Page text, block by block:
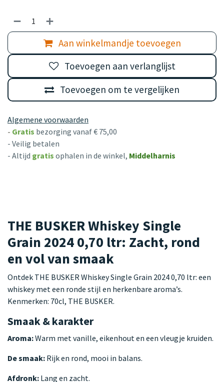
Aan winkelmandje toevoegen
Toevoegen om te vergelijken
Toevoegen aan verlanglijst
Algemene voorwaarden
- Gratis bezorging vanaf € 75,00
- Veilig betalen
- Altijd gratis ophalen in de winkel, Middelharnis
THE BUSKER Whiskey Single
Grain 2024 0,70 ltr: Zacht, rond
en vol van smaak
Ontdek THE BUSKER Whiskey Single Grain 2024 0,70 ltr: een
whiskey met een ronde stijl en herkenbare aroma’s.
Kenmerken: 70cl, THE BUSKER.
Smaak & karakter
Aroma:Warm met vanille, eikenhout en een vleugje kruiden.
De smaak: Rijk en rond, mooi in balans.
Afdronk: Lang en zacht.